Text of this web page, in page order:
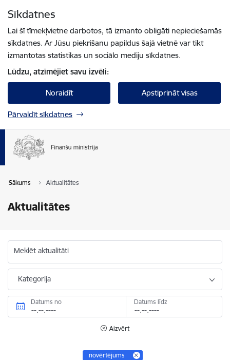
Sīkdatnes
Lai šī tīmekļvietne darbotos, tā izmanto obligāti nepieciešamās
sīkdatnes. Ar Jūsu piekrišanu papildus šajā vietnē var tikt
izmantotas statistikas un sociālo mediju sīkdatnes.
Lūdzu, atzīmējiet savu izvēli:
Noraidīt Apstiprināt visas
Pārvaldīt sīkdatnes
Sākums Aktualitātes
Aktualitātes
Meklēt aktualitāti
Kategorija
Datums no Datums līdz
Aizvērt
novērtējums